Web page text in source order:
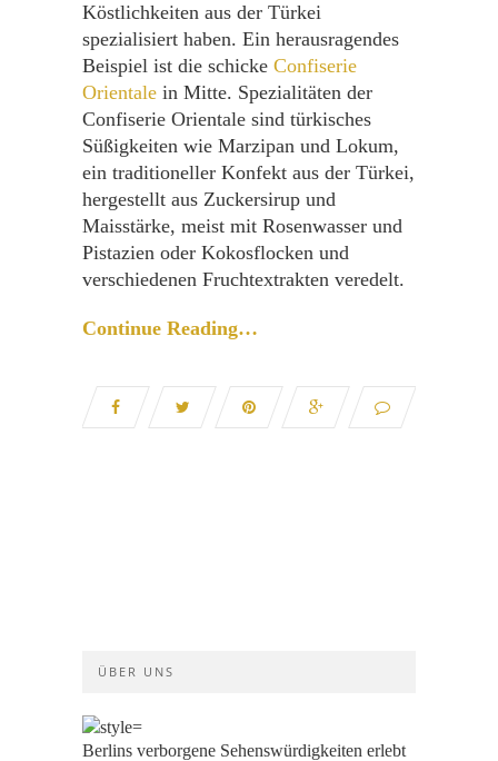
Köstlichkeiten aus der Türkei
spezialisiert haben. Ein herausragendes
Beispiel ist die schicke Confiserie
Orientale in Mitte. Spezialitäten der
Confiserie Orientale sind türkisches
Süßigkeiten wie Marzipan und Lokum,
ein traditioneller Konfekt aus der Türkei,
hergestellt aus Zuckersirup und
Maisstärke, meist mit Rosenwasser und
Pistazien oder Kokosflocken und
verschiedenen Fruchtextrakten veredelt.
Continue Reading…
ÜBER UNS
Berlins verborgene Sehenswürdigkeiten erlebt